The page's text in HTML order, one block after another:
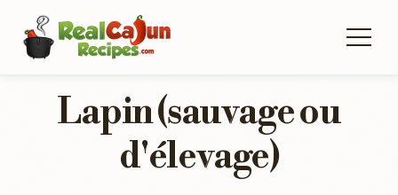
Lapin (sauvage ou
d'élevage)